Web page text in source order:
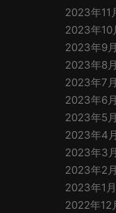
2023年11
2023年10
2023年9月
2023年8月
2023年7月
2023年6月
2023年5月
2023年4月
2023年3月
2023年2月
2023年1月
2022年12